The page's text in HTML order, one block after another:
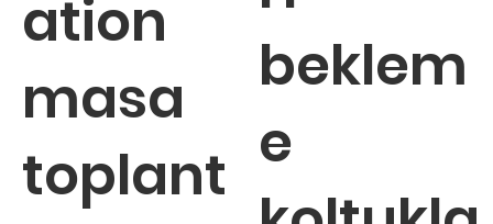
ation
masa
toplant
beklem
e